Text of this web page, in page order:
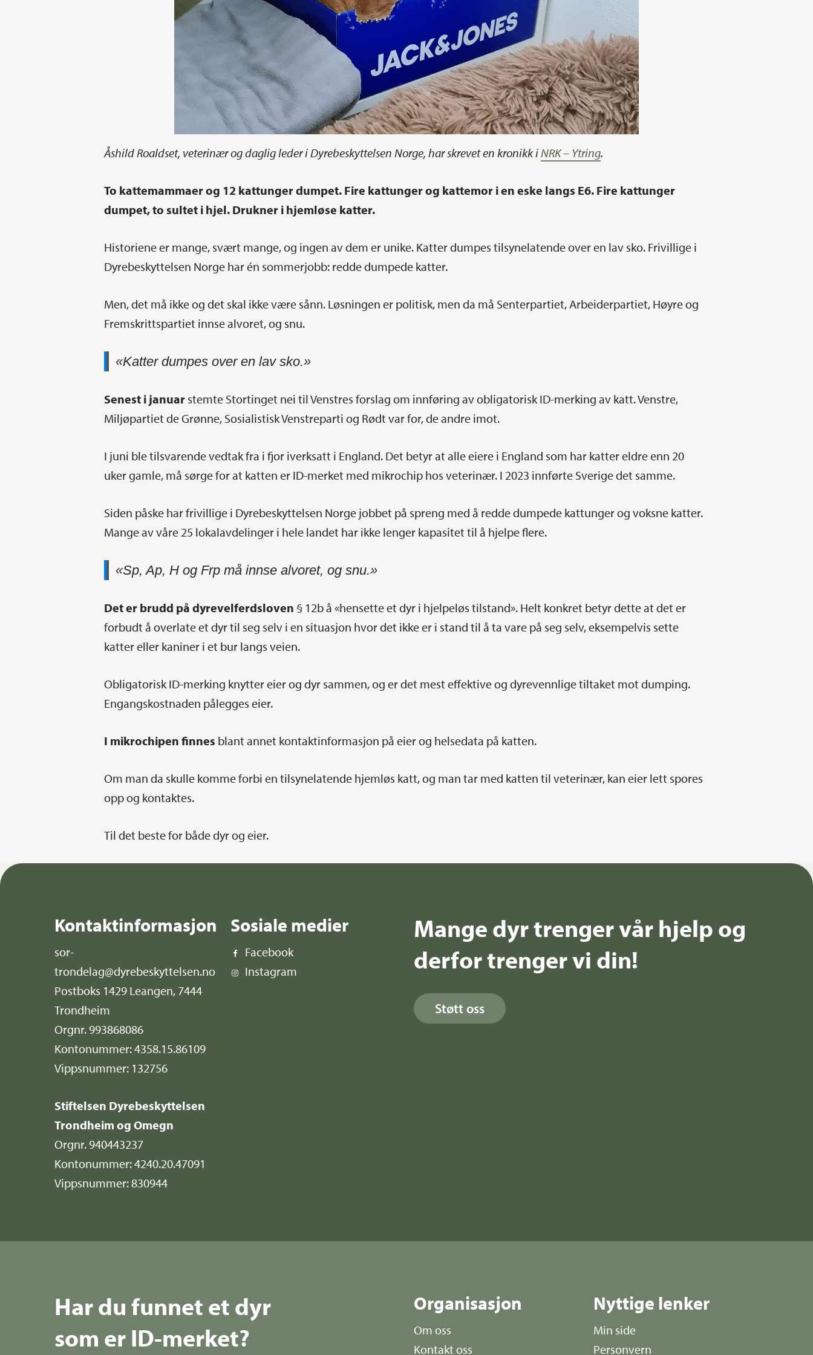
Trykk enter for å søke eller ESC for å lukke
Åshild Roaldset, veterinær og daglig leder i Dyrebeskyttelsen Norge, har skrevet en kronikk iNRK – Ytring.
To kattemammaer og 12 kattunger dumpet. Fire kattunger og kattemor i en eske langs E6. Fire kattunger
dumpet, to sultet i hjel. Drukner i hjemløse katter.
Historiene er mange, svært mange, og ingen av dem er unike. Katter dumpes tilsynelatende over en lav sko. Frivillige i
Dyrebeskyttelsen Norge har én sommerjobb: redde dumpede katter.
Men, det må ikke og det skal ikke være sånn. Løsningen er politisk, men da må Senterpartiet, Arbeiderpartiet, Høyre og
Fremskrittspartiet innse alvoret, og snu.
«Katter dumpes over en lav sko.»
Senest i januar stemte Stortinget nei til Venstres forslag om innføring av obligatorisk ID-merking av katt. Venstre,
Miljøpartiet de Grønne, Sosialistisk Venstreparti og Rødt var for, de andre imot.
I juni ble tilsvarende vedtak fra i fjor iverksatt i England. Det betyr at alle eiere i England som har katter eldre enn 20
uker gamle, må sørge for at katten er ID-merket med mikrochip hos veterinær. I 2023 innførte Sverige det samme.
Siden påske har frivillige i Dyrebeskyttelsen Norge jobbet på spreng med å redde dumpede kattunger og voksne katter.
Mange av våre 25 lokalavdelinger i hele landet har ikke lenger kapasitet til å hjelpe flere.
«Sp, Ap, H og Frp må innse alvoret, og snu.»
Det er brudd på dyrevelferdsloven § 12b å «hensette et dyr i hjelpeløs tilstand». Helt konkret betyr dette at det er
forbudt å overlate et dyr til seg selv i en situasjon hvor det ikke er i stand til å ta vare på seg selv, eksempelvis sette
katter eller kaniner i et bur langs veien.
Obligatorisk ID-merking knytter eier og dyr sammen, og er det mest effektive og dyrevennlige tiltaket mot dumping.
Engangskostnaden pålegges eier.
I mikrochipen finnes blant annet kontaktinformasjon på eier og helsedata på katten.
Om man da skulle komme forbi en tilsynelatende hjemløs katt, og man tar med katten til veterinær, kan eier lett spores
opp og kontaktes.
Til det beste for både dyr og eier.
Kontaktinformasjon
sor-
trondelag@dyrebeskyttelsen.no
Postboks 1429 Leangen, 7444
Trondheim
Orgnr. 993868086
Kontonummer: 4358.15.86109
Vippsnummer: 132756
Stiftelsen Dyrebeskyttelsen
Trondheim og Omegn
Orgnr. 940443237
Kontonummer: 4240.20.47091
Vippsnummer: 830944
Sosiale medier
Facebook
Instagram
Mange dyr trenger vår hjelp og
derfor trenger vi din!
Støtt oss
Har du funnet et dyr
som er ID-merket?
Organisasjon
Om oss
Kontakt oss
Nyttige lenker
Min side
Personvern